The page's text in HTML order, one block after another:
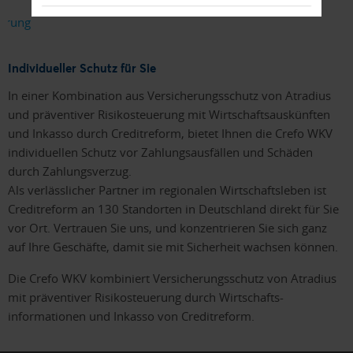
Individueller Schutz für Sie
In einer Kombination aus Versicherungsschutz von Atradius
und präventiver Risikosteuerung mit Wirtschaftsauskünften
und Inkasso durch Creditreform, bietet Ihnen die Crefo WKV
individuellen Schutz vor Zahlungsausfällen und Schäden
durch Zahlungsverzug.
Als verlässlicher Partner im regionalen Wirtschaftsleben ist
Creditreform an 130 Standorten in Deutschland direkt für Sie
vor Ort. Vertrauen Sie uns, und konzentrieren Sie sich ganz
auf Ihre Geschäfte, damit sie mit Sicherheit wachsen können.
Die Crefo WKV kombiniert Versicherungsschutz von Atradius
mit präventiver Risikosteuerung durch Wirtschafts-
informationen und Inkasso von Creditreform.